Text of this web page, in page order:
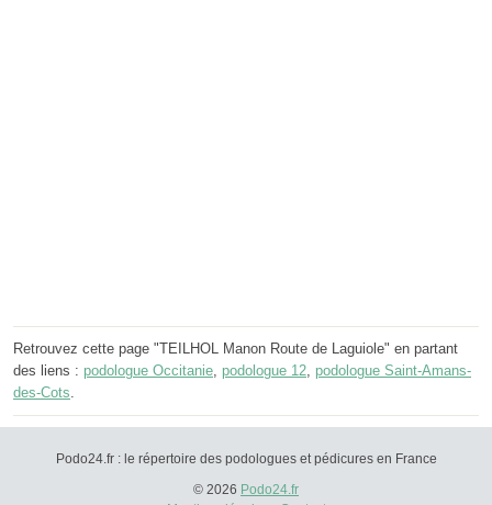
Retrouvez cette page "TEILHOL Manon Route de Laguiole" en partant
des liens : podologue Occitanie podologue 12 podologue Saint-Amans-
des-Cots
Podo24.fr : le répertoire des podologues et pédicures en France
© 2026 Podo24.fr